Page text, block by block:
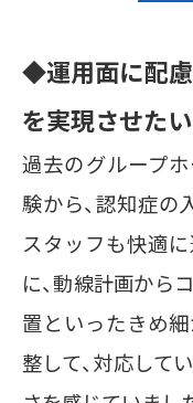
◆運用面に配
を実現させたい
過去のグループ
験から、認知症の
スタッフも快適
に、動線計画から
置といったきめ
整して、対応して